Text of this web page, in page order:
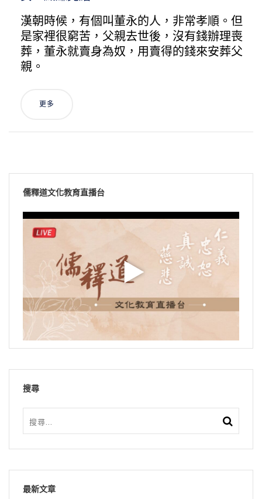
漢朝時候，有個叫董永的人，非常孝順。但
是家裡很窮苦，父親去世後，沒有錢辦理喪
葬，董永就賣身為奴，用賣得的錢來安葬父
親。
更多
儒釋道文化教育直播台
搜尋
最新文章